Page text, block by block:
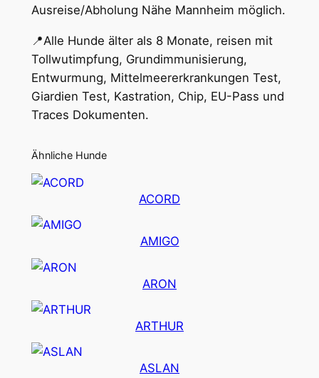
Ausreise/Abholung Nähe Mannheim möglich.
📍Alle Hunde älter als 8 Monate, reisen mit
Tollwutimpfung, Grundimmunisierung,
Entwurmung, Mittelmeererkrankungen Test,
Giardien Test, Kastration, Chip, EU-Pass und
Traces Dokumenten.
Ähnliche Hunde
ACORD
AMIGO
ARON
ARTHUR
ASLAN